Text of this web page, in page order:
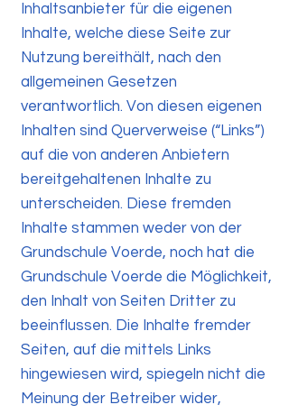
Inhaltsanbieter für die eigenen
Inhalte, welche diese Seite zur
Nutzung bereithält, nach den
allgemeinen Gesetzen
verantwortlich. Von diesen eigenen
Inhalten sind Querverweise (“Links”)
auf die von anderen Anbietern
bereitgehaltenen Inhalte zu
unterscheiden. Diese fremden
Inhalte stammen weder von der
Grundschule Voerde, noch hat die
Grundschule Voerde die Möglichkeit,
den Inhalt von Seiten Dritter zu
beeinflussen. Die Inhalte fremder
Seiten, auf die mittels Links
hingewiesen wird, spiegeln nicht die
Meinung der Betreiber wider,